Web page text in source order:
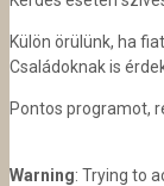
Külön örülünk, ha
Családoknak is
Pontos programot,
Warning: Trying to